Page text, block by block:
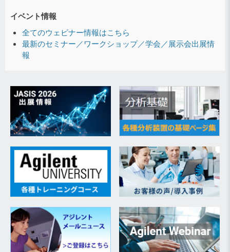
イベント情報
全てのウェビナー情報はこちら
最新のセミナー／ワークショップ／学会／展示会出展情
報